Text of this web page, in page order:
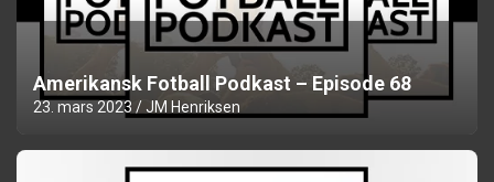
Amerikansk Fotball Podkast – Episode 68
23. mars 2023 JM Henriksen